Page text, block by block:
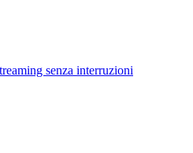
senza interruzioni